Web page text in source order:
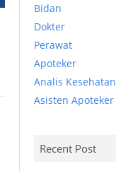
Bidan
Dokter
Perawat
Apoteker
Analis Kesehatan
Asisten Apoteker
Recent Post